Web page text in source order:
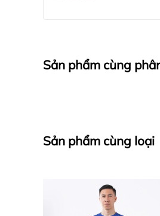
- Công nghệ vải tiên
không còn cảm giác
Sản phẩm cùng
Sản phẩm cùng loại